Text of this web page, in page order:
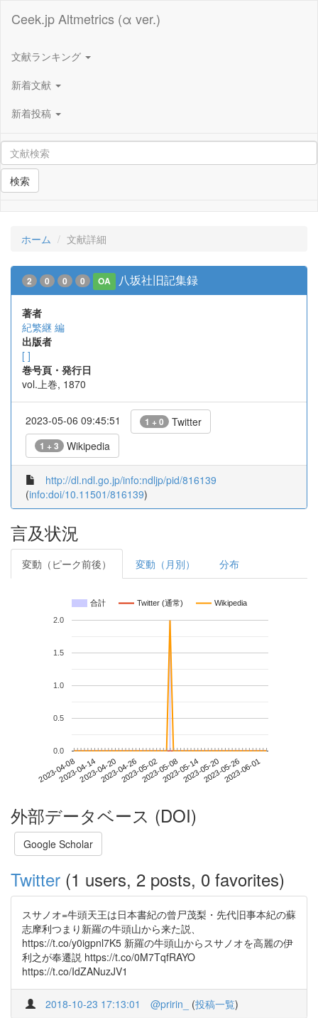
Ceek.jp Altmetrics (α ver.)
文献ランキング
新着文献
新着投稿
検索
ホーム 文献詳細
2 0 0 0 OA 八坂社旧記集録
著者
紀繁継 編
出版者
[ ]
巻号頁・発行日
vol.上巻, 1870
2023-05-06 09:45:51 1 + 0 Twitter
1 + 3 Wikipedia
http://dl.ndl.go.jp/info:ndljp/pid/816139
(info:doi/10.11501/816139)
言及状況
変動（ピーク前後） 変動（月別） 分布
合計 Twitter (通常) Wikipedia
2023-04-082023-04-142023-04-202023-04-262023-05-022023-05-082023-05-142023-05-202023-05-262023-06-01
0.0
0.5
1.0
1.5
2.0
外部データベース (DOI)
Google Scholar
Twitter (1 users, 2 posts, 0 favorites)
スサノオ=牛頭天王は日本書紀の曾尸茂梨・先代旧事本紀の蘇
志摩利つまり新羅の牛頭山から来た説、
https://t.co/y0igpnl7K5 新羅の牛頭山からスサノオを高麗の伊
利之が奉遷説 https://t.co/0M7TqfRAYO
https://t.co/IdZANuzJV1
2018-10-23 17:13:01 @pririn_ (投稿一覧)